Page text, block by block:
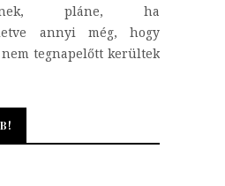
pláne, ha
annyi még, hogy
tegnapelőtt kerültek